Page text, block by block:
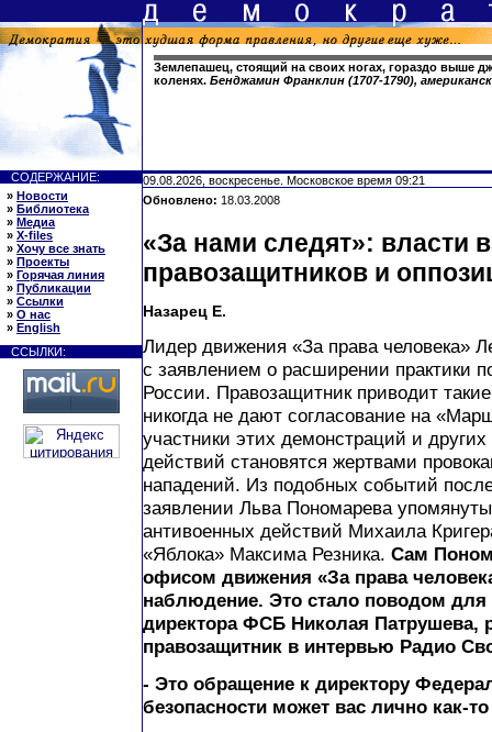
Землепашец, стоящий на своих ногах, гораздо выше
коленях. Бенджамин Франклин (1707-1790),
СОДЕРЖАНИЕ:
» Новости
» Библиотека
» Медиа
» X-files
» Хочу все знать
» Проекты
» Горячая линия
» Публикации
» Ссылки
» О нас
» English
ССЫЛКИ:
09.08.2026, воскресенье. Московское время 09:21
Обновлено: 18.03.2008
«За нами следят»: власти
правозащитников и
Назарец Е.
Лидер движения «За права человека»
с заявлением о расширении практики
России. Правозащитник приводит
никогда не дают согласование на
участники этих демонстраций и
действий становятся жертвами
нападений. Из подобных событий
заявлении Льва Пономарева
антивоенных действий Михаила
«Яблока» Максима Резника. Сам
офисом движения «За права
наблюдение. Это стало поводом для
директора ФСБ Николая Патрушева,
правозащитник в интервью Радио
- Это обращение к директору
безопасности может вас лично как-